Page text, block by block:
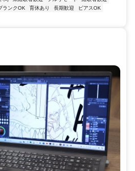
ランクOK 育休あり 長期歓迎
ピアスOK